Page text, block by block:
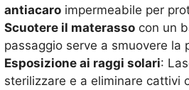
antiacaro impermeabile per
Scuotere il materasso con un
passaggio serve a smuovere la
Esposizione ai raggi solari:
sterilizzare e a eliminare cattivi